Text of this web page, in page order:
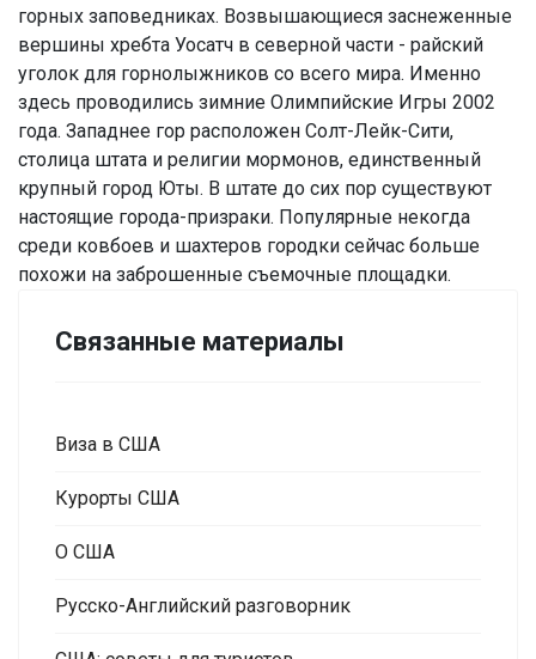
горных заповедниках. Возвышающиеся заснеженные
вершины хребта Уосатч в северной части - райский
уголок для горнолыжников со всего мира. Именно
здесь проводились зимние Олимпийские Игры 2002
года. Западнее гор расположен Солт-Лейк-Сити,
столица штата и религии мормонов, единственный
крупный город Юты. В штате до сих пор существуют
настоящие города-призраки. Популярные некогда
среди ковбоев и шахтеров городки сейчас больше
похожи на заброшенные съемочные площадки.
Связанные материалы
Виза в США
Курорты США
О США
Русско-Английский разговорник